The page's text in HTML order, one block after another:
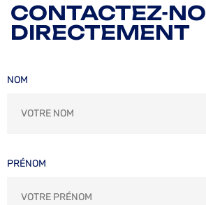
CONTACTEZ-
DIRECTEMENT
NOM
PRÉNOM